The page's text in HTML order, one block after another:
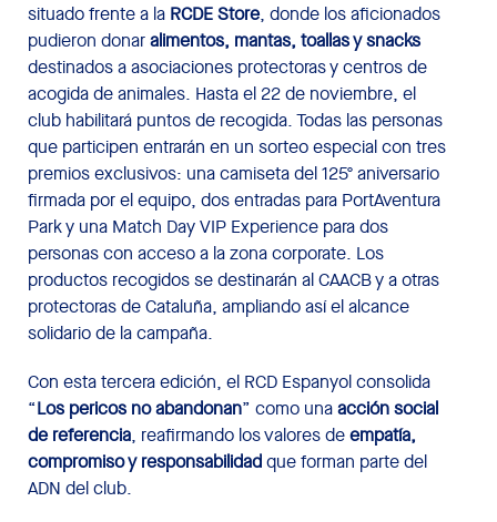
situado frente a la RCDE Store, donde los aficionados
pudieron donaralimentos, mantas, toallas y snacks
destinados a asociaciones protectoras y centros de
acogida de animales. Hasta el 22 de noviembre, el
club habilitará puntos de recogida. Todas las personas
que participen entrarán en un sorteo especial con tres
premios exclusivos: una camiseta del 125º aniversario
firmada por el equipo, dos entradas para PortAventura
Park y una Match Day VIP Experience para dos
personas con acceso a la zona corporate. Los
productos recogidos se destinarán al CAACB y a otras
protectoras de Cataluña, ampliando así el alcance
solidario de la campaña.
Con esta tercera edición, el RCD Espanyol consolida
“Los pericos no abandonan” como unaacción social
de referencia, reafirmando los valores deempatía,
compromiso y responsabilidadque forman parte del
ADN del club.